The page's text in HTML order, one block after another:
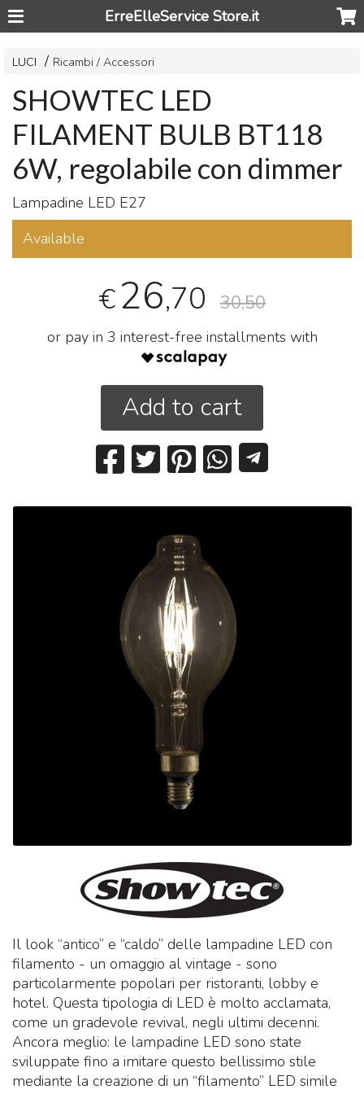
ErreElleService Store.it
LUCI Ricambi / Accessori
SHOWTEC LED
FILAMENT BULB BT118
6W, regolabile con dimmer
Lampadine LED E27
Available
€26,70 30,50
or pay in 3 interest-free installments with
Add to cart
Il look “antico” e “caldo” delle lampadine LED con
filamento - un omaggio al vintage - sono
particolarmente popolari per ristoranti, lobby e
hotel. Questa tipologia di LED è molto acclamata,
come un gradevole revival, negli ultimi decenni.
Ancora meglio: le lampadine LED sono state
sviluppate fino a imitare questo bellissimo stile
mediante la creazione di un “filamento” LED simile